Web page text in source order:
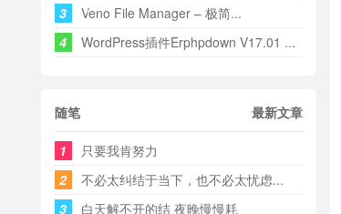
3
Veno File Manager – 极简...
4
WordPress插件Erphpdown V17.01 ...
随笔 最新文章
1
只要我肯努力
2
不必太纠结于当下，也不必太忧虑...
3
白天解不开的结 夜晚慢慢耗 ​​​